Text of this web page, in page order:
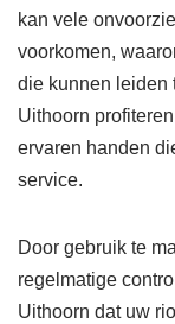
kan vele
voorkomen,
die kunnen leiden
Uithoorn
ervaren handen
service.
Door gebruik te
regelmatige
Uithoorn dat uw